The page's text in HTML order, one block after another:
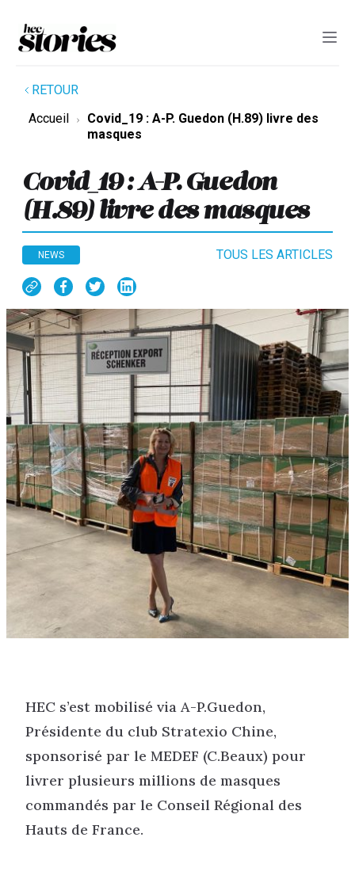
RETOUR
Accueil
Covid_19 : A-P. Guedon (H.89) livre des
masques
Covid_19 : A-P. Guedon
(H.89) livre des masques
NEWS TOUS LES ARTICLES
HEC s’est mobilisé via A-P.Guedon,
Présidente du club Stratexio Chine,
sponsorisé par le MEDEF (C.Beaux) pour
livrer plusieurs millions de masques
commandés par le Conseil Régional des
Hauts de France.